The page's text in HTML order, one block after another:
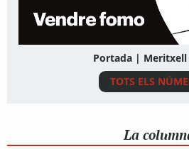
Portada | Meritxell
TOTS ELS
La